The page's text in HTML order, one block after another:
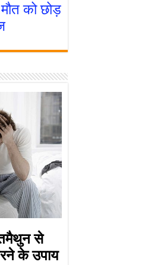
को छोड़
से
के उपाय